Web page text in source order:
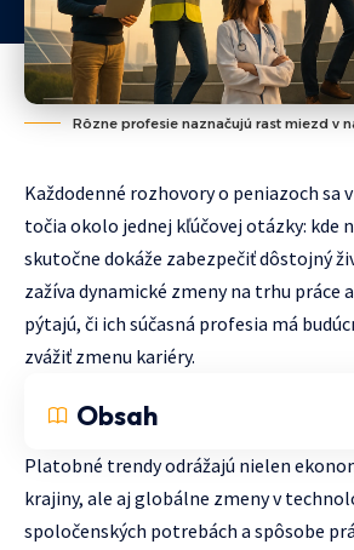
Rôzne profesie naznačujú rast miezd v
Každodenné rozhovory o peniazoch sa
točia okolo jednej kľúčovej otázky: kde
skutočne dokáže zabezpečiť dôstojný
zažíva dynamické zmeny na trhu práce
pýtajú, či ich súčasná profesia má
zvážiť zmenu kariéry.
Obsah
Platobné trendy odrážajú nielen
krajiny, ale aj globálne zmeny v
spoločenských potrebách a spôsobe